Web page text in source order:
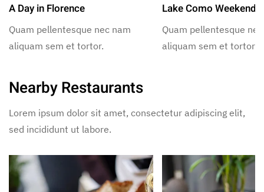
A Day in Florence
Quam pellentesque nec nam
aliquam sem et tortor.
Lake Como Weekend
Quam pellentesque
aliquam sem et tortor.
Nearby Restaurants
Lorem ipsum dolor sit amet, consectetur adipiscing elit,
sed incididunt ut labore.